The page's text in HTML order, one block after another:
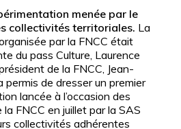
menée par le
collectivités territoriales. La
par la FNCC était
du pass Culture, Laurence
de la FNCC, Jean-
permis de dresser un premier
lancée à l’occasion des
la FNCC en juillet par la SAS
collectivités adhérentes